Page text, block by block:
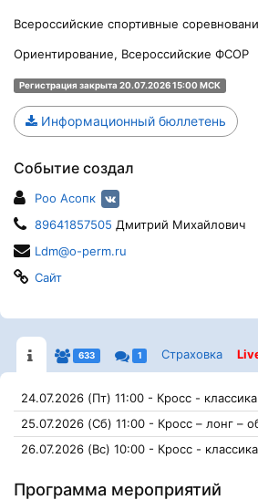
Всероссийские спортивные
Ориентирование, Всероссийские ФСОР
Регистрация закрыта 20.07.2026 15:00 МСК
Информационный бюллетень
Событие создал
Роо Асопк
89641857505 Дмитрий Михайлович
Ldm@o-perm.ru
Сайт
633 1 Страховка
24.07.2026 (Пт) 11:00 - Кросс - классика
25.07.2026 (Сб) 11:00 - Кросс – лонг –
26.07.2026 (Вс) 10:00 - Кросс - классика
Программа мероприятий